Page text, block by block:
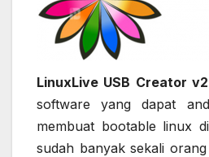
LinuxLive USB Creator
software yang dapat
membuat bootable linux
sudah banyak sekali